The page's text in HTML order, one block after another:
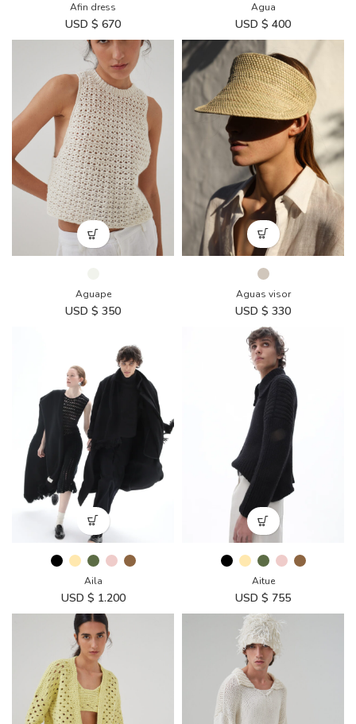
Afin dress
USD $ 670
Agua
USD $ 400
Aguape
USD $ 350
Aguas visor
USD $ 330
Aila
USD $ 1.200
Aitue
USD $ 755